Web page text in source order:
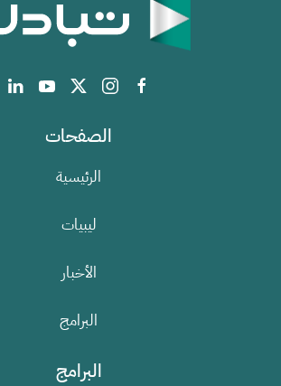
الصفحات
الرئيسية
ليبيات
الأخبار
البرامج
البرامج